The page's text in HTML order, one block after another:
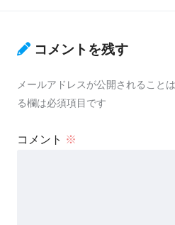
コメントを残す
メールアドレスが公開されることは
る欄は必須項目です
コメント ※